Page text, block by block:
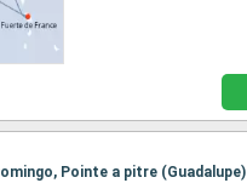
Pointe a pitre (Guadalupe)